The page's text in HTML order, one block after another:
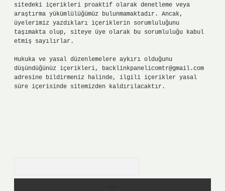
sitedeki içerikleri proaktif olarak denetleme veya
araştırma yükümlülüğümüz bulunmamaktadır. Ancak,
üyelerimiz yazdıkları içeriklerin sorumluluğunu
taşımakta olup, siteye üye olarak bu sorumluluğu kabul
etmiş sayılırlar.
Hukuka ve yasal düzenlemelere aykırı olduğunu
düşündüğünüz içerikleri, backlinkpanelicomtr@gmail.com
adresine bildirmeniz halinde, ilgili içerikler yasal
süre içerisinde sitemizden kaldırılacaktır.